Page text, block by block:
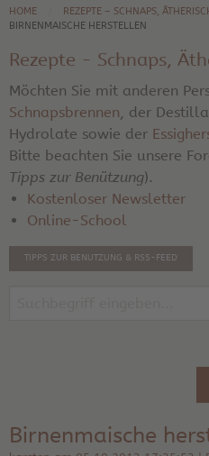
HOME
REZEPTE – SCHNAPS,
BIRNENMAISCHE HERSTELLEN
Rezepte - Schnaps,
Möchten Sie mit anderen
Schnapsbrennen, der
Hydrolate sowie der
Bitte beachten Sie unsere
Tipps zur Benützung).
Kostenloser Newsletter
Online-School
TIPPS ZUR BENUTZUNG & RSS-FEED
Birnenmaische